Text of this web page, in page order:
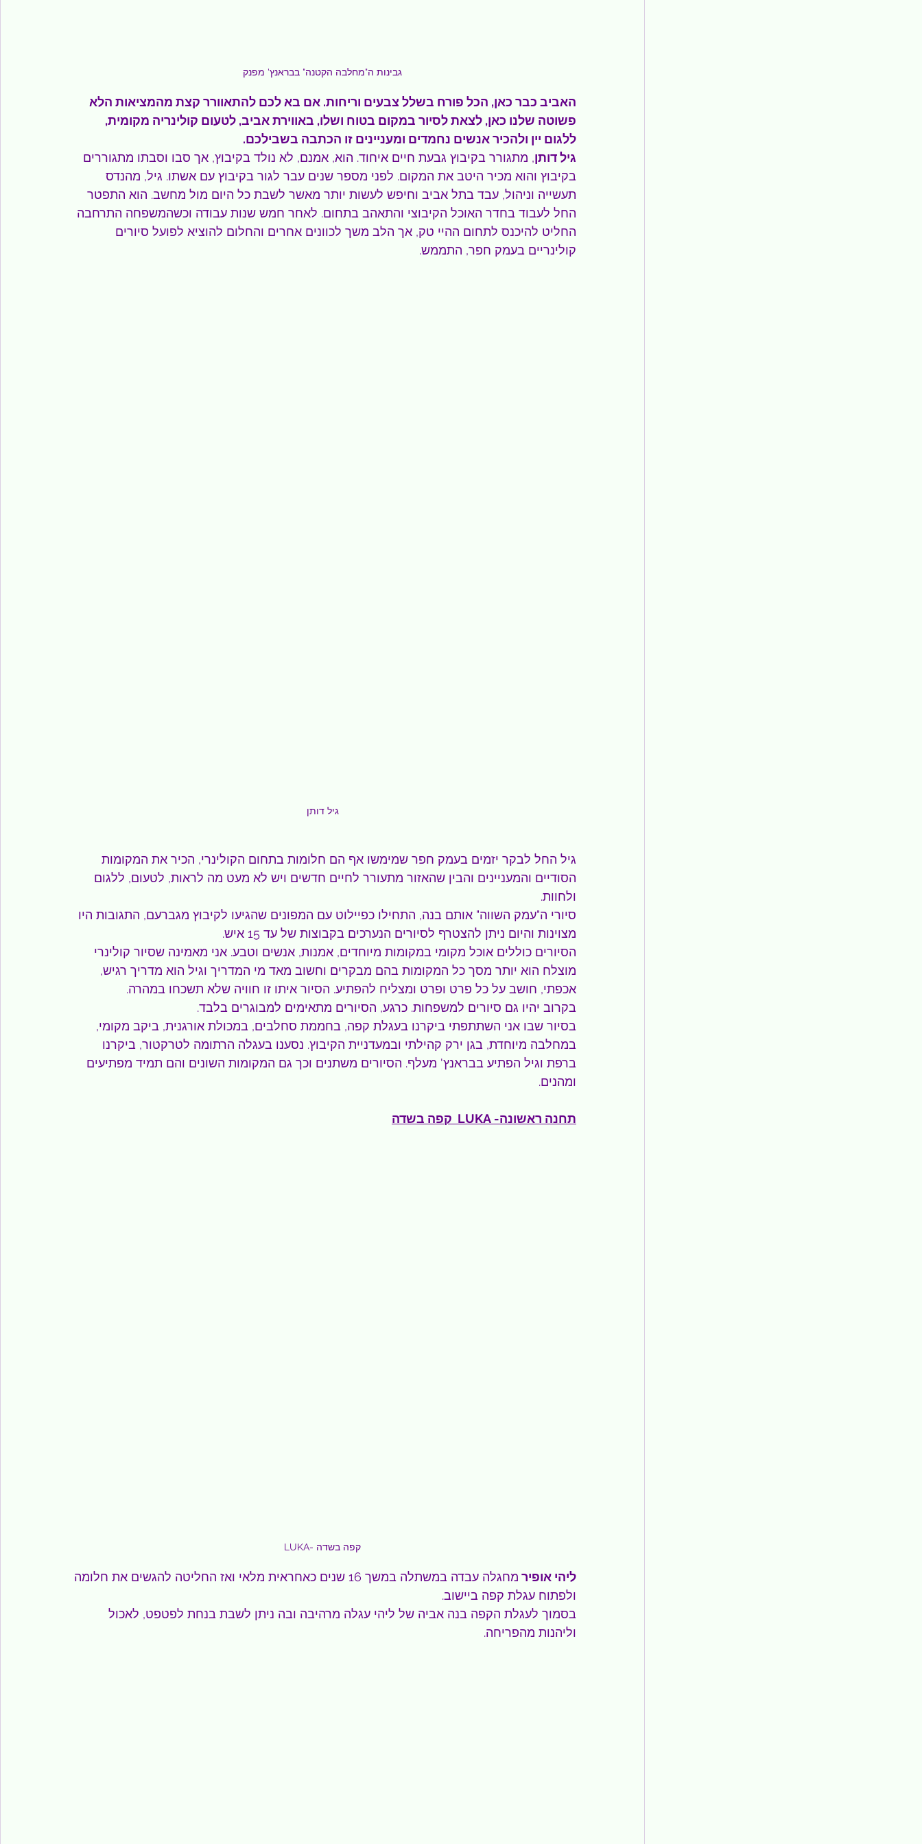
גבינות ה"מחלבה הקטנה" בבראנץ' מפנק
האביב כבר כאן, הכל פורח בשלל צבעים וריחות. אם בא לכם להתאוורר קצת מהמציאות הלא
פשוטה שלנו כאן, לצאת לסיור במקום בטוח ושלו, באווירת אביב, לטעום קולינריה מקומית,
ללגום יין ולהכיר אנשים נחמדים ומעניינים זו הכתבה בשבילכם.
גיל דותן, מתגורר בקיבוץ גבעת חיים איחוד. הוא, אמנם, לא נולד בקיבוץ, אך סבו וסבתו מתגוררים
בקיבוץ והוא מכיר היטב את המקום. לפני מספר שנים עבר לגור בקיבוץ עם אשתו. גיל, מהנדס
תעשייה וניהול, עבד בתל אביב וחיפש לעשות יותר מאשר לשבת כל היום מול מחשב. הוא התפטר
החל לעבוד בחדר האוכל הקיבוצי והתאהב בתחום. לאחר חמש שנות עבודה וכשהמשפחה התרחבה
החליט להיכנס לתחום ההיי טק, אך הלב משך לכוונים אחרים והחלום להוציא לפועל סיורים
קולינריים בעמק חפר, התממש.
גיל דותן
גיל החל לבקר יזמים בעמק חפר שמימשו אף הם חלומות בתחום הקולינרי, הכיר את המקומות
הסודיים והמעניינים והבין שהאזור מתעורר לחיים חדשים ויש לא מעט מה לראות, לטעום, ללגום
ולחוות.
סיורי ה"עמק השווה" אותם בנה, התחילו כפיילוט עם המפונים שהגיעו לקיבוץ מגברעם, התגובות היו
מצוינות והיום ניתן להצטרף לסיורים הנערכים בקבוצות של עד 15 איש.
הסיורים כוללים אוכל מקומי במקומות מיוחדים, אמנות, אנשים וטבע. אני מאמינה שסיור קולינרי
מוצלח הוא יותר מסך כל המקומות בהם מבקרים וחשוב מאד מי המדריך וגיל הוא מדריך רגיש,
אכפתי, חושב על כל פרט ופרט ומצליח להפתיע. הסיור איתו זו חוויה שלא תשכחו במהרה.
בקרוב יהיו גם סיורים למשפחות. כרגע, הסיורים מתאימים למבוגרים בלבד.
בסיור שבו אני השתתפתי ביקרנו בעגלת קפה, בחממת סחלבים, במכולת אורגנית, ביקב מקומי,
במחלבה מיוחדת, בגן ירק קהילתי ובמעדניית הקיבוץ. נסענו בעגלה הרתומה לטרקטור, ביקרנו
ברפת וגיל הפתיע בבראנץ' מעלף. הסיורים משתנים וכך גם המקומות השונים והם תמיד מפתיעים
ומהנים.
תחנה ראשונה- LUKA  קפה בשדה
LUKA- קפה בשדה
ליהי אופיר
מחגלה עבדה במשתלה במשך 16 שנים כאחראית מלאי ואז החליטה להגשים את חלומה
ולפתוח עגלת קפה ביישוב.
בסמוך לעגלת הקפה בנה אביה של ליהי עגלה מרהיבה ובה ניתן לשבת בנחת לפטפט, לאכול
וליהנות מהפריחה.